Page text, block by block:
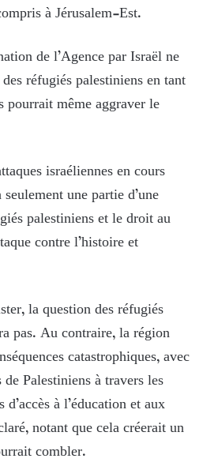
à Jérusalem-Est.
de l’Agence par Israël ne
réfugiés palestiniens en tant
pourrait même aggraver le
israéliennes en cours
une partie d’une
palestiniens et le droit au
contre l’histoire et
la question des réfugiés
pas. Au contraire, la région
catastrophiques, avec
Palestiniens à travers les
à l’éducation et aux
notant que cela créerait un
combler.